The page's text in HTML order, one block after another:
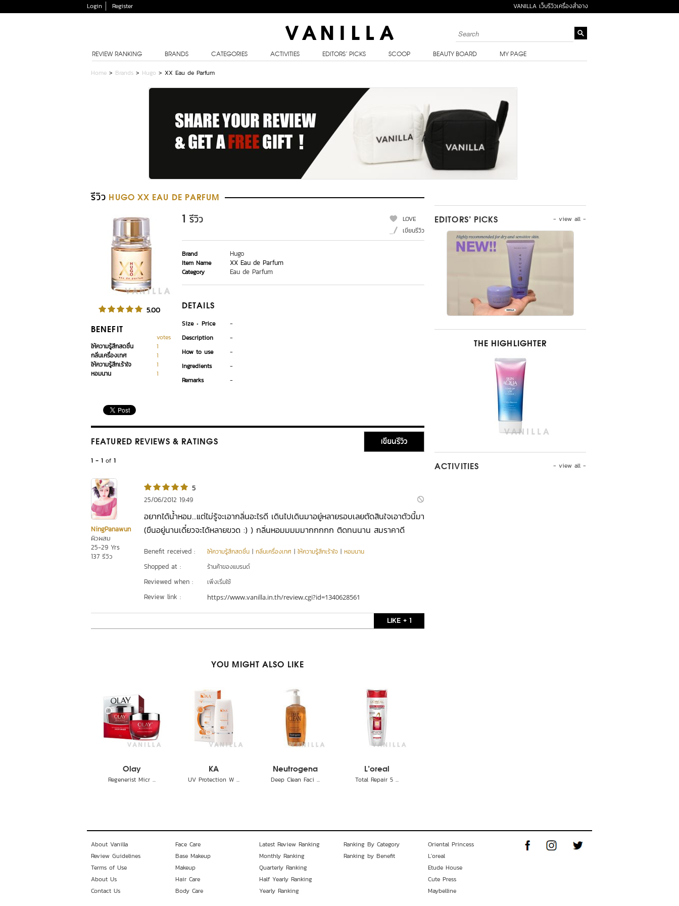
Login Register VANILLA เว็บรีวิวเครื่องสำอาง
REVIEW RANKING BRANDS CATEGORIES ACTIVITIES EDITORS’ PICKS SCOOP BEAUTY BOARD MY PAGE
Home > Brands > Hugo > XX Eau de Parfum
รีวิว HUGO XX EAU DE PARFUM
5.00
BENEFIT
votes
ให้ความรู้สึกสดชื่น
1
กลิ่นเครื่องเทศ
1
ให้ความรู้สึกเร้าใจ
1
หอมนาน
1
1 รีวิว
LOVE
เขียนรีวิว
Brand Hugo
Item Name XX Eau de Parfum
Category Eau de Parfum
DETAILS
Size Price
-
Description
-
How to use
-
Ingredients
-
Remarks
-
FEATURED REVIEWS & RATINGS เขียนรีวิว
1 - 1 of 1
NingPanawun
ผิวผสม
25-29 Yrs
137 รีวิว
5
25/06/2012 19:49
อยากได้น้ำหอม...แต่ไม่รู้จะเอากลิ่นอะไรดี เดินไปเดินมาอยู่หลายรอบเลยตัดสินใจเอาตัวนี้มา
(ขืนอยู่นานเดี๋ยวจะได้หลายขวด :) ) กลิ่นหอมมมมมากกกกก ติดทนนาน สมราคาดี
Benefit received : ให้ความรู้สึกสดชื่น | กลิ่นเครื่องเทศ | ให้ความรู้สึกเร้าใจ | หอมนาน
Shopped at : ร้านค้าของแบรนด์
Reviewed when : เพิ่งเริ่มใช้
Review link : https://www.vanilla.in.th/review.cgi?id=1340628561
LIKE + 1
YOU MIGHT ALSO LIKE
Olay
Regenerist Micr ...
KA
UV Protection W ...
Neutrogena
Deep Clean Faci ...
L'oreal
Total Repair 5 ...
- view all -
EDITORS’ PICKS
THE HIGHLIGHTER
- view all -
ACTIVITIES
About Vanilla
Review Guidelines
Terms of Use
About Us
Contact Us
Face Care
Base Makeup
Makeup
Hair Care
Body Care
Latest Review Ranking
Monthly Ranking
Quarterly Ranking
Half Yearly Ranking
Yearly Ranking
Ranking By Category
Ranking by Benefit
Oriental Princess
L'oreal
Etude House
Cute Press
Maybelline